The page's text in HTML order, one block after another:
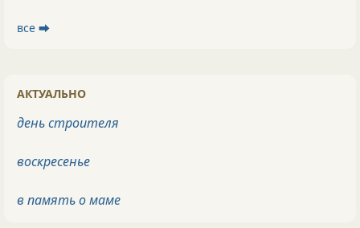
все ⮕
АКТУАЛЬНО
день строителя
воскресенье
в память о маме